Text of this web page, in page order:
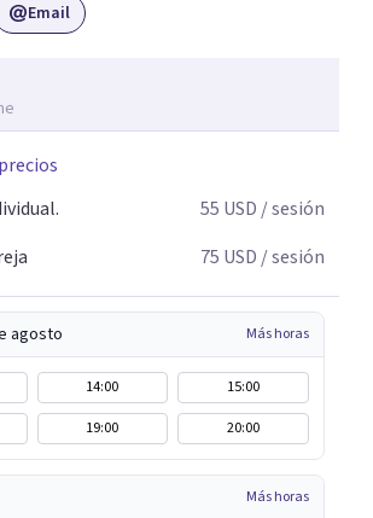
Email
55 USD / sesión
75 USD / sesión
agosto Más horas
14:00
15:00
19:00 20:00
Más horas